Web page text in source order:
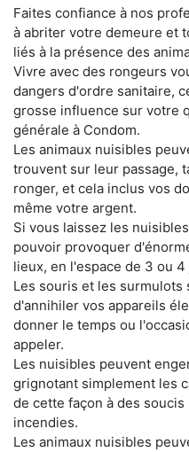
Faites confiance à nos
à abriter votre demeure et
liés à la présence des
Vivre avec des rongeurs
dangers d'ordre sanitaire,
grosse influence sur votre
générale à Condom.
Les animaux nuisibles
trouvent sur leur passage,
ronger, et cela inclus vos
même votre argent.
Si vous laissez les
pouvoir provoquer
lieux, en l'espace de 3 ou
Les souris et les
d'annihiler vos appareils
donner le temps ou
appeler.
Les nuisibles peuvent
grignotant simplement les
de cette façon à des
incendies.
Les animaux nuisibles